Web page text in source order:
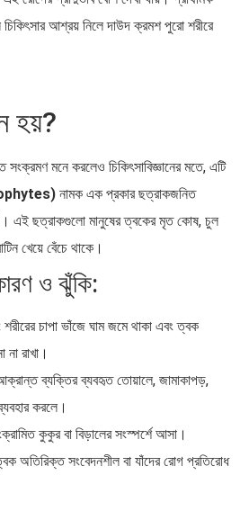
আশ্রয় নিলে দাউদ ক্রমশ পুরো শরীরে
হয়?
মনে করলেও চিকিৎসাবিজ্ঞানের মতে, এটি
নামক এক প্রকার ছত্রাকজনিত
ছত্রাকগুলো মানুষের ত্বকের মৃত কোষ, চুল
খেয়ে বেঁচে থাকে।
ও ঝুঁকি:
শরীরের চাপা ভাঁজে ঘাম জমে থাকা এবং ত্বক
রাখা।
ব্যক্তির ব্যবহৃত তোয়ালে, জামাকাপড়,
করলে।
কুকুর বা বিড়ালের সংস্পর্শে আসা।
অতিরিক্ত সংবেদনশীল বা যাঁদের রোগ প্রতিরোধ